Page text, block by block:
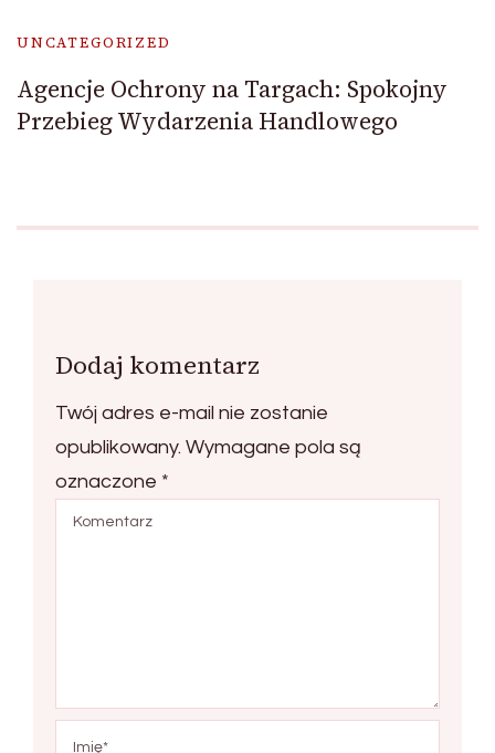
UNCATEGORIZED
Agencje Ochrony na Targach: Spokojny
Przebieg Wydarzenia Handlowego
Dodaj komentarz
Twój adres e-mail nie zostanie
opublikowany. Wymagane pola są
oznaczone *